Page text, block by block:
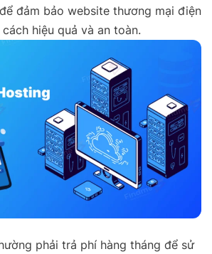
đảm bảo website thương mại điện
hiệu quả và an toàn.
phải trả phí hàng tháng để sử